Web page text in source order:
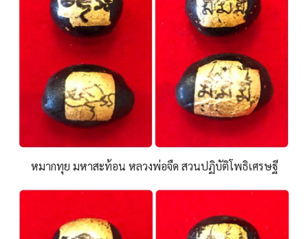
หมากทุย มหาสะท้อน หลวงพ่อจืด สวนปฏิบัติโพธิเศรษฐี